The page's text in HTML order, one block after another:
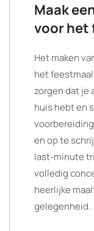
Maak
voor het
Het maken
het
zorgen dat je
huis hebt en
en op te
last-minute
volledig
heerlijke
gelegenheid.